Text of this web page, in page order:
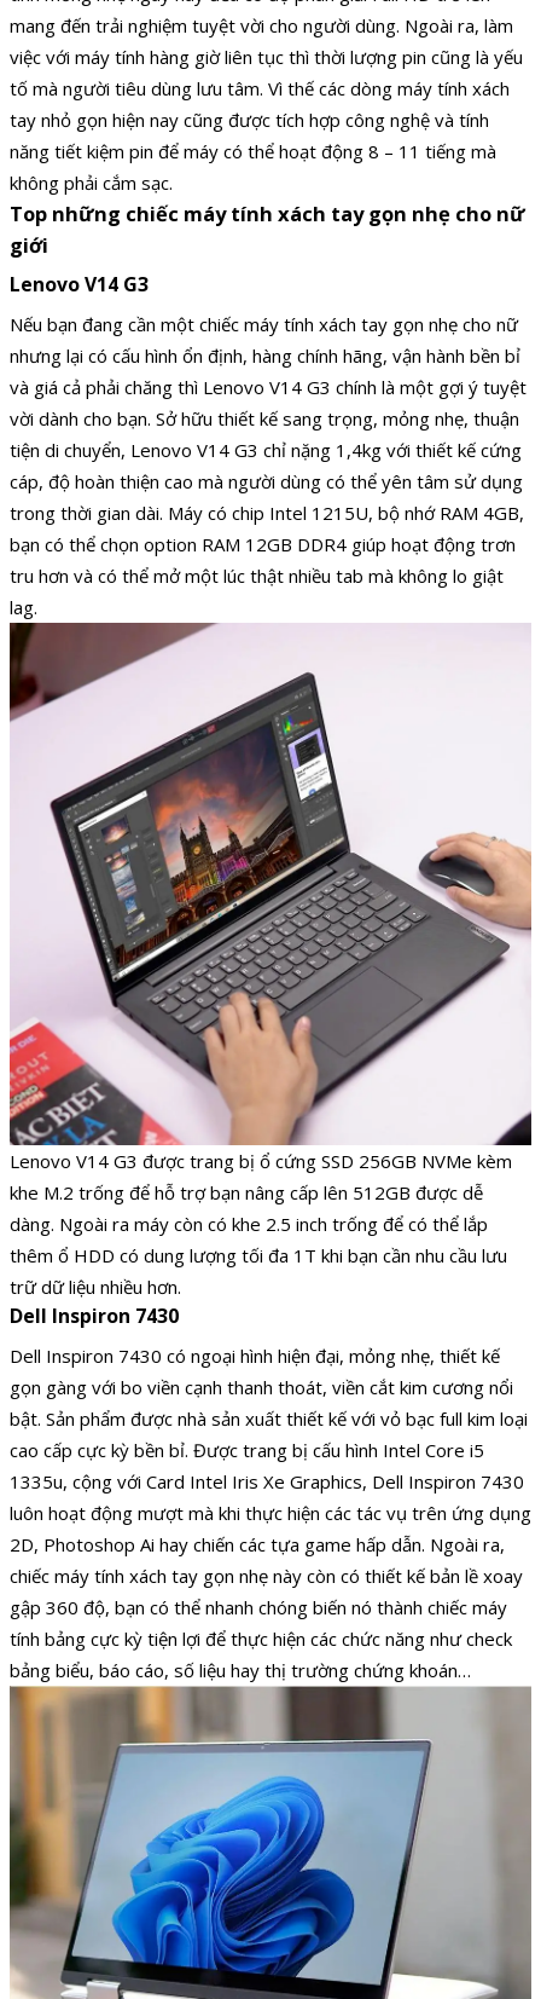
mang đến trải nghiệm tuyệt vời cho người dùng. Ngoài ra, làm
việc với máy tính hàng giờ liên tục thì thời lượng pin cũng là yếu
tố mà người tiêu dùng lưu tâm. Vì thế các dòng máy tính xách
tay nhỏ gọn hiện nay cũng được tích hợp công nghệ và tính
năng tiết kiệm pin để máy có thể hoạt động 8 – 11 tiếng mà
không phải cắm sạc.
Top những chiếc máy tính xách tay gọn nhẹ cho nữ
giới
Lenovo V14 G3
Nếu bạn đang cần một chiếc máy tính xách tay gọn nhẹ cho nữ
nhưng lại có cấu hình ổn định, hàng chính hãng, vận hành bền bỉ
và giá cả phải chăng thì Lenovo V14 G3 chính là một gợi ý tuyệt
vời dành cho bạn. Sở hữu thiết kế sang trọng, mỏng nhẹ, thuận
tiện di chuyển, Lenovo V14 G3 chỉ nặng 1,4kg với thiết kế cứng
cáp, độ hoàn thiện cao mà người dùng có thể yên tâm sử dụng
trong thời gian dài. Máy có chip Intel 1215U, bộ nhớ RAM 4GB,
bạn có thể chọn option RAM 12GB DDR4 giúp hoạt động trơn
tru hơn và có thể mở một lúc thật nhiều tab mà không lo giật
lag.
Lenovo V14 G3 được trang bị ổ cứng SSD 256GB NVMe kèm
khe M.2 trống để hỗ trợ bạn nâng cấp lên 512GB được dễ
dàng. Ngoài ra máy còn có khe 2.5 inch trống để có thể lắp
thêm ổ HDD có dung lượng tối đa 1T khi bạn cần nhu cầu lưu
trữ dữ liệu nhiều hơn.
Dell Inspiron 7430
Dell Inspiron 7430 có ngoại hình hiện đại, mỏng nhẹ, thiết kế
gọn gàng với bo viền cạnh thanh thoát, viền cắt kim cương nổi
bật. Sản phẩm được nhà sản xuất thiết kế với vỏ bạc full kim loại
cao cấp cực kỳ bền bỉ. Được trang bị cấu hình Intel Core i5
1335u, cộng với Card Intel Iris Xe Graphics, Dell Inspiron 7430
luôn hoạt động mượt mà khi thực hiện các tác vụ trên ứng dụng
2D, Photoshop Ai hay chiến các tựa game hấp dẫn. Ngoài ra,
chiếc máy tính xách tay gọn nhẹ này còn có thiết kế bản lề xoay
gập 360 độ, bạn có thể nhanh chóng biến nó thành chiếc máy
tính bảng cực kỳ tiện lợi để thực hiện các chức năng như check
bảng biểu, báo cáo, số liệu hay thị trường chứng khoán…